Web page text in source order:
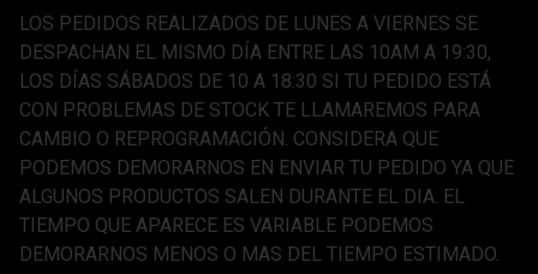
LOS PEDIDOS REALIZADOS DE LUNES A VIERNES SE
DESPACHAN EL MISMO DÍA ENTRE LAS 10AM A 19:30,
LOS DÍAS SÁBADOS DE 10 A 18:30 SI TU PEDIDO ESTÁ
CON PROBLEMAS DE STOCK TE LLAMAREMOS PARA
CAMBIO O REPROGRAMACIÓN. CONSIDERA QUE
PODEMOS DEMORARNOS EN ENVIAR TU PEDIDO YA QUE
ALGUNOS PRODUCTOS SALEN DURANTE EL DIA. EL
TIEMPO QUE APARECE ES VARIABLE PODEMOS
DEMORARNOS MENOS O MAS DEL TIEMPO ESTIMADO.